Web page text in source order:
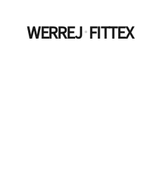
WERREJ·FITTEX